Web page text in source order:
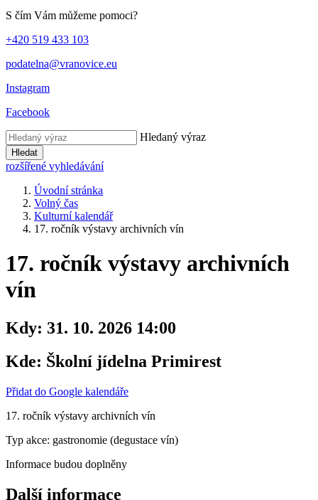
S čím Vám můžeme pomoci?
+420 519 433 103
podatelna@vranovice.eu
Instagram
Facebook
Hledaný výraz
Hledat
rozšířené vyhledávání
Úvodní stránka
Volný čas
Kulturní kalendář
17. ročník výstavy archivních vín
17. ročník výstavy archivních
vín
Kdy: 31. 10. 2026 14:00
Kde: Školní jídelna Primirest
Přidat do Google kalendáře
17. ročník výstavy archivních vín
Typ akce: gastronomie (degustace vín)
Informace budou doplněny
Další informace